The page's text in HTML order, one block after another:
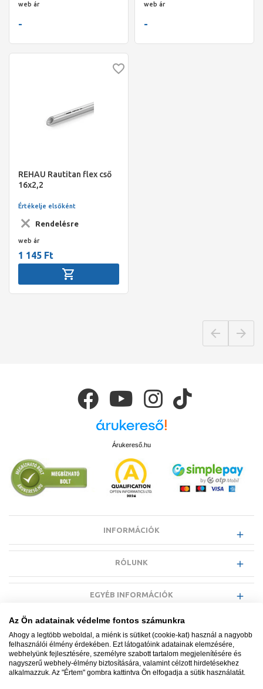
web ár
-
web ár
-
REHAU Rautitan flex cső
16x2,2
Rendelésre
Értékelje elsőként
web ár
1 145 Ft
Árukereső.hu
INFORMÁCIÓK
RÓLUNK
EGYÉB INFORMÁCIÓK
Az Ön adatainak védelme fontos számunkra
Ahogy a legtöbb weboldal, a miénk is sütiket (cookie-kat) használ a nagyobb
felhasználói élmény érdekében. Ezt látogatóink adatainak elemzésére,
webhelyünk fejlesztésére, személyre szabott tartalom megjelenítésére és
nagyszerű webhely-élmény biztosítására, valamint célzott hirdetésekhez
alkalmazzuk. Az "Értem" gombra kattintva Ön elfogadja a sütik használatát.